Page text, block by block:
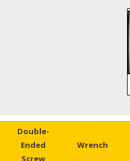
Double-
Ended
Screw
Wrench